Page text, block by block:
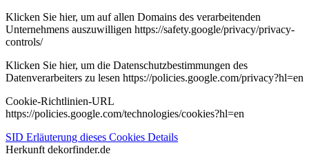
Klicken Sie hier, um auf allen Domains des verarbeitenden
Unternehmens auszuwilligen https://safety.google/privacy/privacy-
controls/
Klicken Sie hier, um die Datenschutzbestimmungen des
Datenverarbeiters zu lesen https://policies.google.com/privacy?hl=en
Cookie-Richtlinien-URL
https://policies.google.com/technologies/cookies?hl=en
SID Erläuterung dieses Cookies Details
Herkunft dekorfinder.de